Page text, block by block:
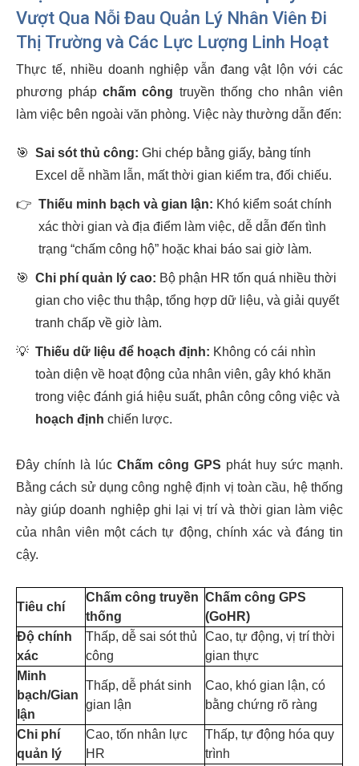
Vượt Qua Nỗi Đau Quản Lý Nhân Viên Đi
Thị Trường và Các Lực Lượng Linh Hoạt
Thực tế, nhiều doanh nghiệp vẫn đang vật lộn với các
phương phápchấm công truyền thống cho nhân viên
làm việc bên ngoài văn phòng. Việc này thường dẫn đến:
🎯 Sai sót thủ công: Ghi chép bằng giấy, bảng tính
Excel dễ nhầm lẫn, mất thời gian kiểm tra, đối chiếu.
👉 Thiếu minh bạch và gian lận: Khó kiểm soát chính
xác thời gian và địa điểm làm việc, dễ dẫn đến tình
trạng “chấm công hộ” hoặc khai báo sai giờ làm.
🎯 Chi phí quản lý cao: Bộ phận HR tốn quá nhiều thời
gian cho việc thu thập, tổng hợp dữ liệu, và giải quyết
tranh chấp về giờ làm.
💡 Thiếu dữ liệu để hoạch định: Không có cái nhìn
toàn diện về hoạt động của nhân viên, gây khó khăn
trong việc đánh giá hiệu suất, phân công công việc và
hoạch định chiến lược.
Đây chính là lúc Chấm công GPS phát huy sức mạnh.
Bằng cách sử dụng công nghệ định vị toàn cầu, hệ thống
này giúp doanh nghiệp ghi lại vị trí và thời gian làm việc
của nhân viên một cách tự động, chính xác và đáng tin
cậy.
Tiêu chí
Chấm công truyền
thống
Chấm công GPS
(GoHR)
Độ chính
xác
Thấp, dễ sai sót thủ
công
Cao, tự động, vị trí thời
gian thực
Minh
bạch/Gian
lận
Thấp, dễ phát sinh
gian lận
Cao, khó gian lận, có
bằng chứng rõ ràng
Chi phí
quản lý
Cao, tốn nhân lực
HR
Thấp, tự động hóa quy
trình